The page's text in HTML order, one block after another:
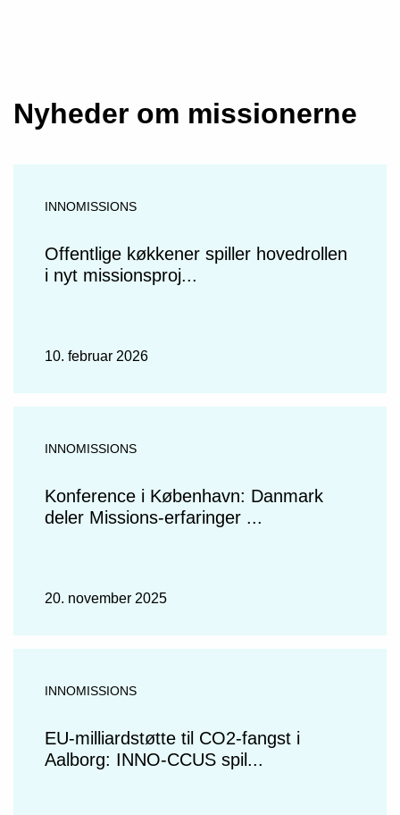
Nyheder om missionerne
INNOMISSIONS
Offentlige køkkener spiller hovedrollen
i nyt missionsproj...
10. februar 2026
INNOMISSIONS
Konference i København: Danmark
deler Missions-erfaringer ...
20. november 2025
INNOMISSIONS
EU-milliardstøtte til CO2-fangst i
Aalborg: INNO-CCUS spil...